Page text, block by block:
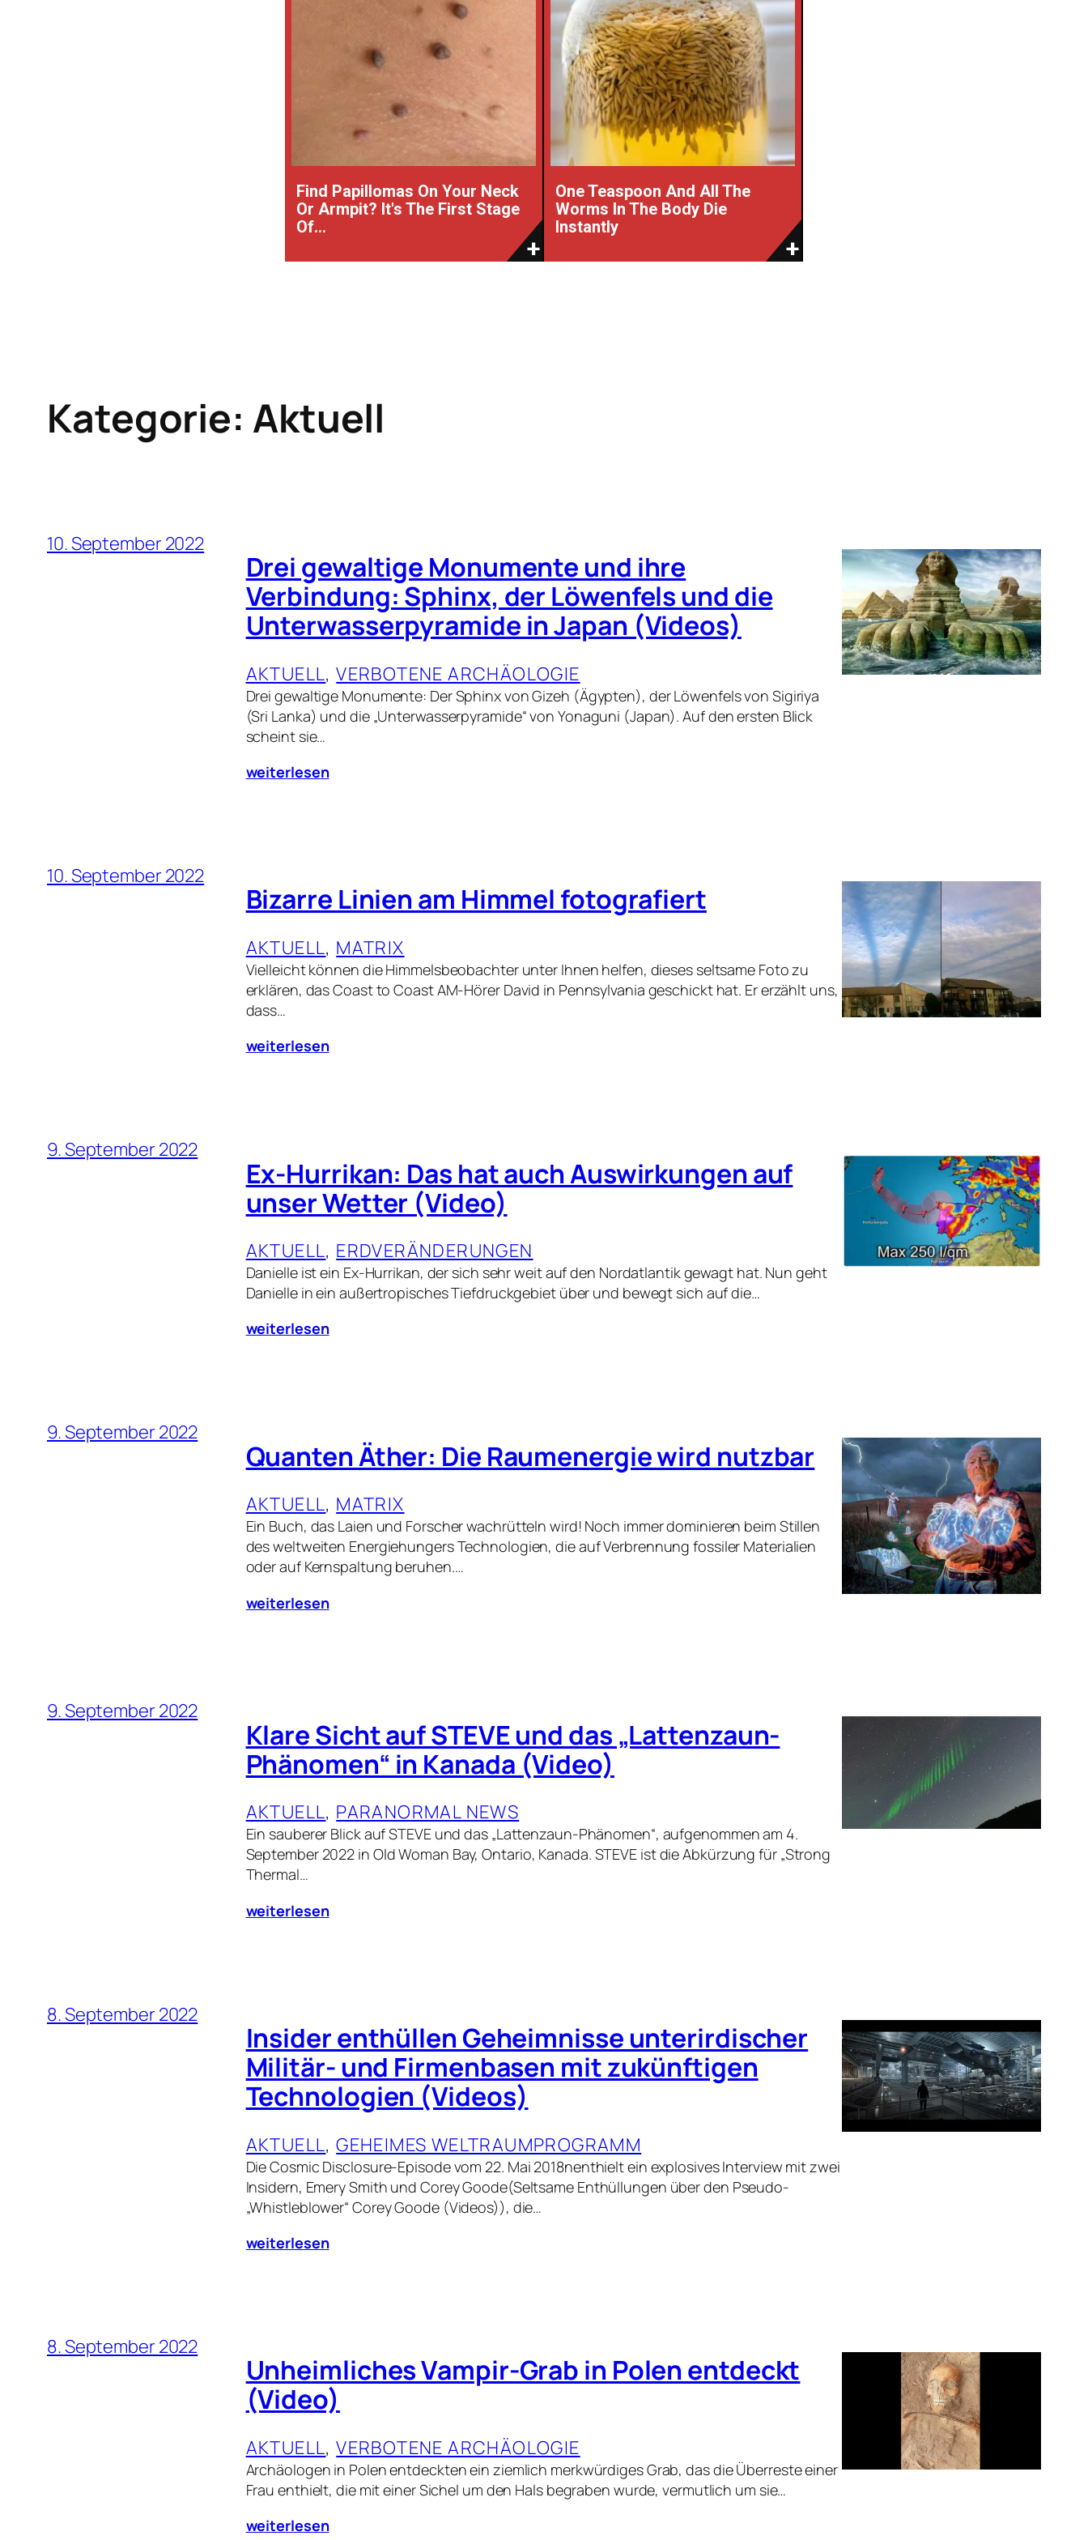
Find Papillomas On Your Neck
Or Armpit? It's The First Stage
Of...
One Teaspoon And All The
Worms In The Body Die
Instantly
Kategorie: Aktuell
10. September 2022
Drei gewaltige Monumente und ihre
Verbindung: Sphinx, der Löwenfels und die
Unterwasserpyramide in Japan (Videos)
AKTUELL, VERBOTENE ARCHÄOLOGIE
Drei gewaltige Monumente: Der Sphinx von Gizeh (Ägypten), der Löwenfels von Sigiriya
(Sri Lanka) und die „Unterwasserpyramide“ von Yonaguni (Japan). Auf den ersten Blick
scheint sie…
weiterlesen
10. September 2022
Bizarre Linien am Himmel fotografiert
AKTUELL, MATRIX
Vielleicht können die Himmelsbeobachter unter Ihnen helfen, dieses seltsame Foto zu
erklären, das Coast to Coast AM-Hörer David in Pennsylvania geschickt hat. Er erzählt uns,
dass…
weiterlesen
9. September 2022
Ex-Hurrikan: Das hat auch Auswirkungen auf
unser Wetter (Video)
AKTUELL, ERDVERÄNDERUNGEN
Danielle ist ein Ex-Hurrikan, der sich sehr weit auf den Nordatlantik gewagt hat. Nun geht
Danielle in ein außertropisches Tiefdruckgebiet über und bewegt sich auf die…
weiterlesen
9. September 2022
Quanten Äther: Die Raumenergie wird nutzbar
AKTUELL, MATRIX
Ein Buch, das Laien und Forscher wachrütteln wird! Noch immer dominieren beim Stillen
des weltweiten Energiehungers Technologien, die auf Verbrennung fossiler Materialien
oder auf Kernspaltung beruhen.…
weiterlesen
9. September 2022
Klare Sicht auf STEVE und das „Lattenzaun-
Phänomen“ in Kanada (Video)
AKTUELL, PARANORMAL NEWS
Ein sauberer Blick auf STEVE und das „Lattenzaun-Phänomen“, aufgenommen am 4.
September 2022 in Old Woman Bay, Ontario, Kanada. STEVE ist die Abkürzung für „Strong
Thermal…
weiterlesen
8. September 2022
Insider enthüllen Geheimnisse unterirdischer
Militär- und Firmenbasen mit zukünftigen
Technologien (Videos)
AKTUELL, GEHEIMES WELTRAUMPROGRAMM
Die Cosmic Disclosure-Episode vom 22. Mai 2018nenthielt ein explosives Interview mit zwei
Insidern, Emery Smith und Corey Goode(Seltsame Enthüllungen über den Pseudo-
„Whistleblower“ Corey Goode (Videos)), die…
weiterlesen
8. September 2022
Unheimliches Vampir-Grab in Polen entdeckt
(Video)
AKTUELL, VERBOTENE ARCHÄOLOGIE
Archäologen in Polen entdeckten ein ziemlich merkwürdiges Grab, das die Überreste einer
Frau enthielt, die mit einer Sichel um den Hals begraben wurde, vermutlich um sie…
weiterlesen